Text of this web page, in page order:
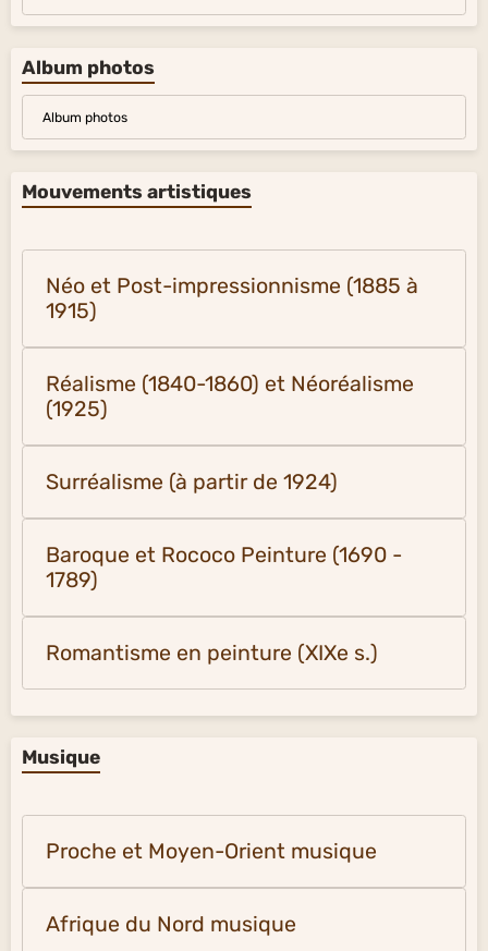
Album photos
Album photos
Mouvements artistiques
Néo et Post-impressionnisme (1885 à
1915)
Réalisme (1840-1860) et Néoréalisme
(1925)
Surréalisme (à partir de 1924)
Baroque et Rococo Peinture (1690 -
1789)
Romantisme en peinture (XIXe s.)
Musique
Proche et Moyen-Orient musique
Afrique du Nord musique